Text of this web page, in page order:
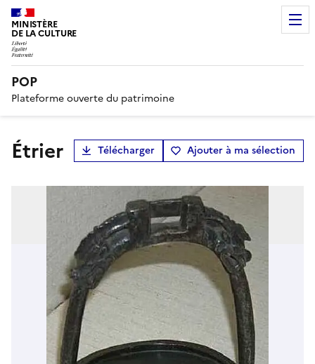
MINISTÈRE
DE LA CULTURE
POP
Plateforme ouverte du patrimoine
étrier Télécharger Ajouter à ma sélection